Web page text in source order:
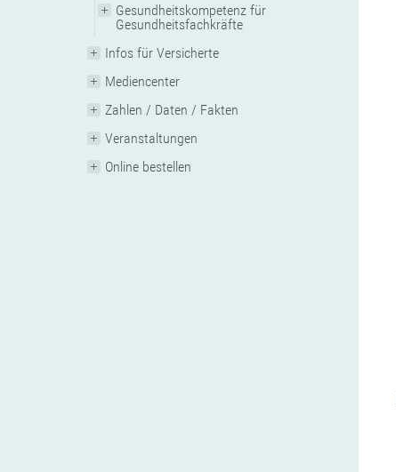
Gesundheitskompetenz für
Gesundheitsfachkräfte
Infos für Versicherte
Mediencenter
Zahlen / Daten / Fakten
Veranstaltungen
Online bestellen